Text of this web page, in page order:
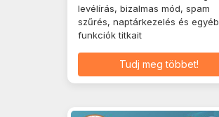
levélírás, bizalmas mód, spam
szűrés, naptárkezelés és egyéb
funkciók titkait
Tudj meg többet!